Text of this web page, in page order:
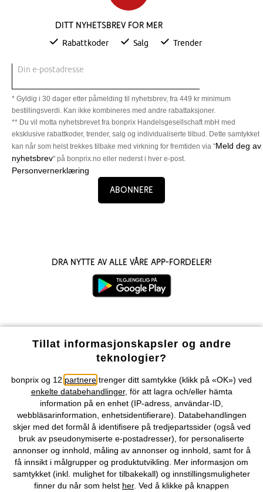
Ditt nyhetsbrev for mer
Rabattkoder Salg Trender
Din e-postadresse
* Gyldig i 30 dager etter påmelding til nyhetsbrev, fra 449 kr minimum
bestillingsverdi. Kan ikke kombineres med andre rabattaksjoner.
** Du vil motta nyhetsbrevet fra bonprix Handelsgesellschaft mbH med
eksklusive rabattkoder, trender, salg og individualiserte tilbud. Dette samtykket
kan når som helst trekkes tilbake med virkning for fremtiden via "Meld deg av
nyhetsbrev" på bonprix.no eller nederst i hver e-post.
Personvernerklæring
Abonnere
Dra nytte av alle våre app-fordeler!
Våre betalingsalternativer
Vårt tilbud
Selskapet
Topkategorier / Sesongvarer
Tillat informasjonskapsler og andre
teknologier?
bonprix og 12 partnere trenger ditt samtykke (klikk på «OK») ved
enkelte databehandlinger, för att lagra och/eller hämta
information på en enhet (IP-adress, användar-ID,
webbläsarinformation, enhetsidentifierare). Databehandlingen
skjer med det formål å identifisere på tredjepartssider (også ved
bruk av pseudonymiserte e-postadresser), for personaliserte
annonser og innhold, måling av annonser og innhold, samt for å
få innsikt i målgrupper og produktutvikling. Mer informasjon om
samtykket (inkl. mulighet for tilbakekall) og innstillingsmuligheter
finner du når som helst her. Ved å klikke på knappen